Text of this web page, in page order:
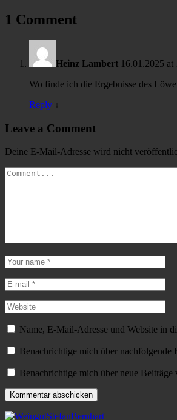
1 Comment
Heinz Lambert 16.01.2025 at
Wo finde ich die Ergebnisse des
Reply ↓
Leave a Comment
Deine E-Mail-Adresse wird nicht
Name, E-Mail-Adresse und Website in
Benachrichtige mich über nachfolgende
Benachrichtige mich über neue